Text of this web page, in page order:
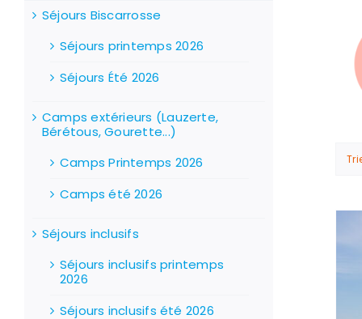
Séjours Biscarrosse
Séjours printemps 2026
Séjours Été 2026
Camps extérieurs (Lauzerte,
Bérétous, Gourette...)
Camps Printemps 2026
Camps été 2026
Séjours inclusifs
Séjours inclusifs printemps
2026
Séjours inclusifs été 2026